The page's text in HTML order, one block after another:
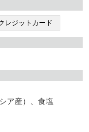
レジットカード
ア産）、食塩